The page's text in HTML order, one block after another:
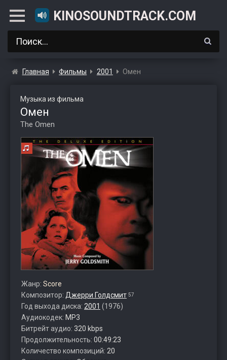
KINOSOUNDTRACK.COM
Главная Фильмы 2001 Омен
Музыка из фильма
Омен
The Omen
Жанр: Score
Композитор: Джерри Голдсмит 57
Год выхода диска: 2001 (1976)
Аудиокодек: MP3
Битрейт аудио: 320 kbps
Продолжительность: 00:49:23
Количество композиций: 20